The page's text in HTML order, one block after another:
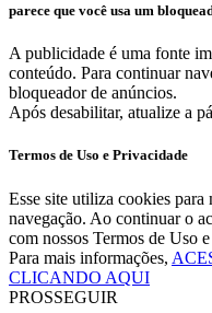
parece que você usa um
A publicidade é uma fonte
conteúdo. Para continuar
bloqueador de anúncios.
Após desabilitar, atualize a
Termos de Uso e Privacidade
Esse site utiliza cookies para
navegação. Ao continuar o
com nossos Termos de Uso
Para mais informações,
CLICANDO AQUI
PROSSEGUIR